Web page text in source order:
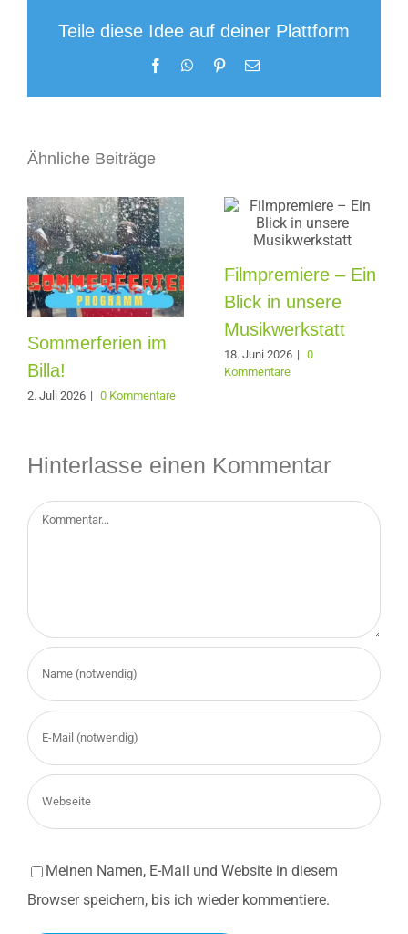
Teile diese Idee auf deiner Plattform
FacebookWhatsApp
Pinterest
E-
Ähnliche Beiträge
Sommerferien im
Billa!
2. Juli 2026 | 0 Kommentare
Filmpremiere – Ein
Blick in unsere
Musikwerkstatt
18. Juni 2026 | 0
Kommentare
Hinterlasse einen Kommentar
Kommentar
Meinen Namen, E-Mail und Website in diesem
Browser speichern, bis ich wieder kommentiere.